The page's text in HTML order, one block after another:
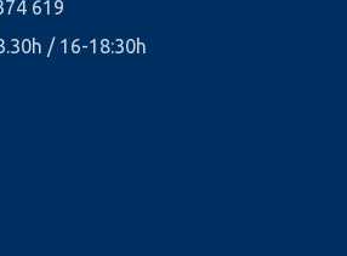
619
/ 16-18:30h